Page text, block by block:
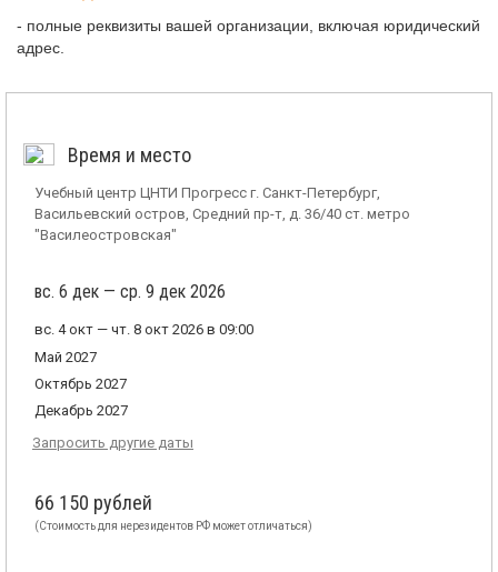
- полные реквизиты вашей организации, включая юридический
адрес.
Время и место
Учебный центр ЦНТИ Прогресс г. Санкт-Петербург,
Васильевский остров, Средний пр-т, д. 36/40 ст. метро
"Василеостровская"
вс. 6 дек — ср. 9 дек 2026
вс. 4 окт — чт. 8 окт 2026 в 09:00
Май 2027
Октябрь 2027
Декабрь 2027
Запросить другие даты
66 150 рублей
(Стоимость для нерезидентов РФ может отличаться)